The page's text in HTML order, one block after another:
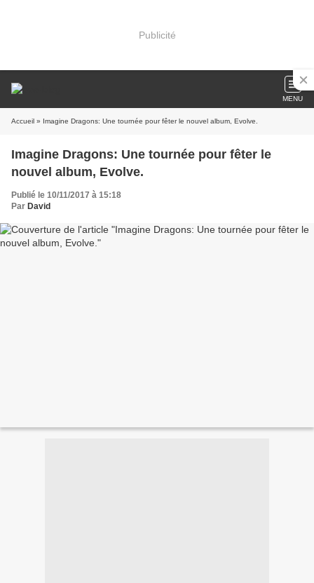
Publicité
MENU
Accueil » Imagine Dragons: Une tournée pour fêter le nouvel album, Evolve.
Imagine Dragons: Une tournée pour fêter le
nouvel album, Evolve.
Publié le 10/11/2017 à 15:18
Par David